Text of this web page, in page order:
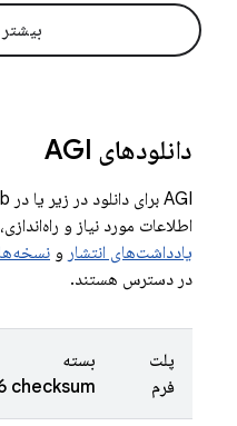
بیشتر
دانلودهای AGI
اطلاعات مورد نیاز و
یادداشت‌های انتشار و
در دسترس هستند.
پلت
فرم
بسته
checksum